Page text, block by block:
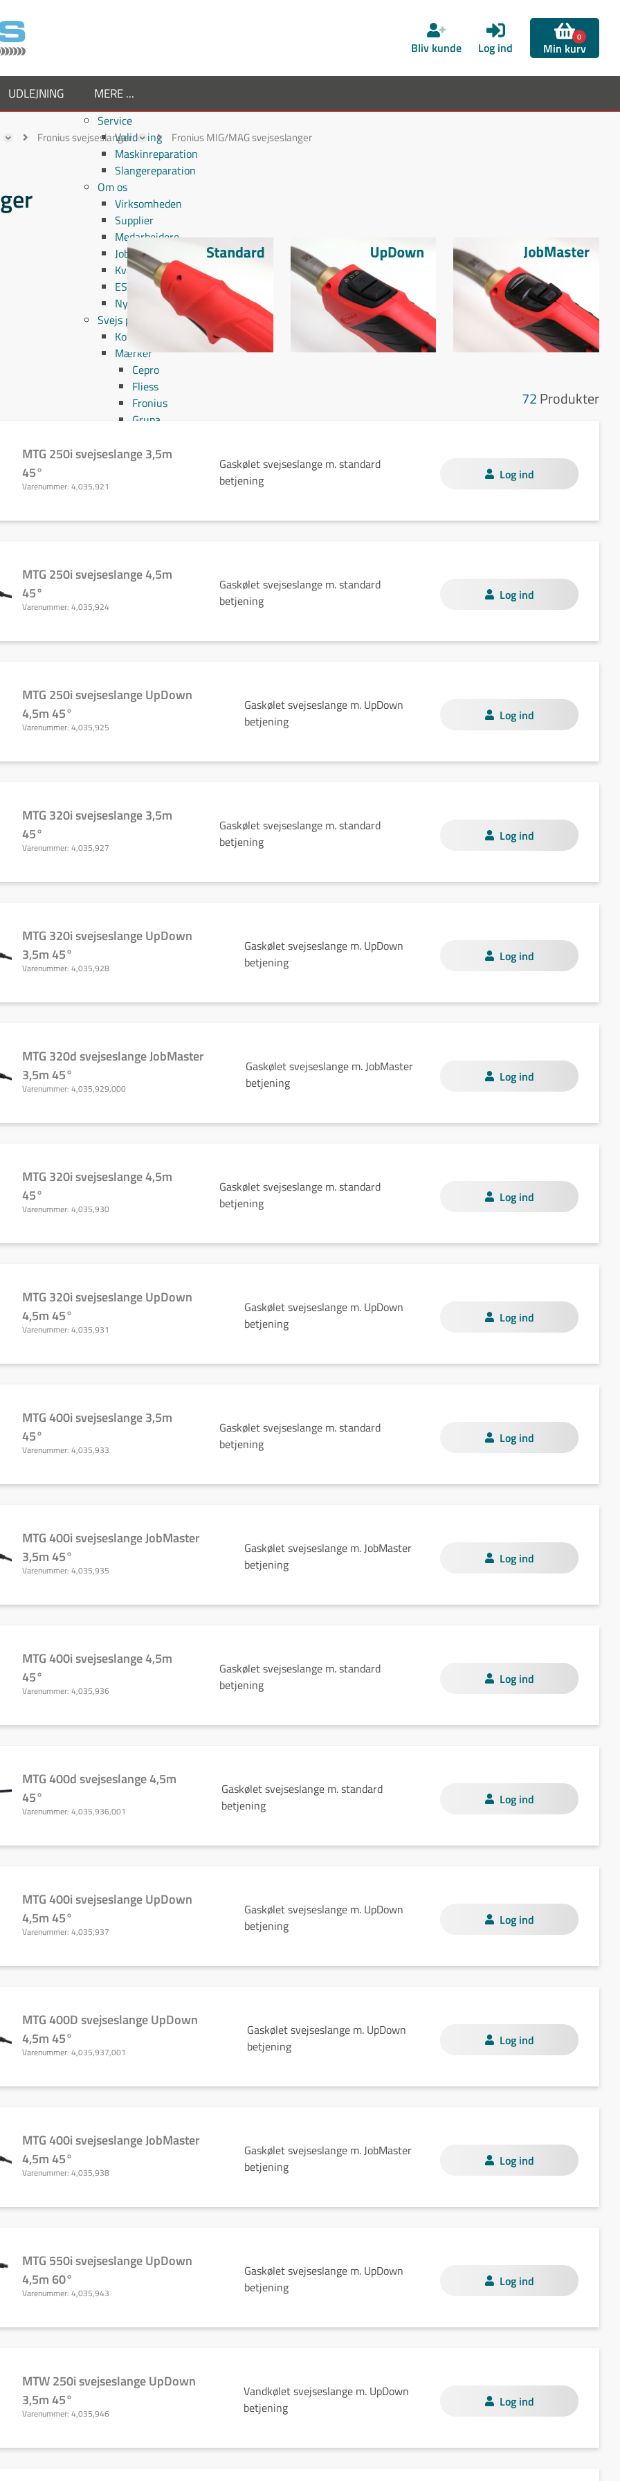
Bliv kunde Log ind
0
Min kurv
UDLEJNING MERE ...
Service
Validering
Maskinreparation
Slangereparation
Om os
Virksomheden
Supplier
Medarbejdere
Job hos TornboSvejs
Kvalitetspolitik
ESG politik
Nyheder hos TornboSvejs
Svejs projektet sammen
Kom i mål med dit projekt
Mærker
Cepro
Fliess
Fronius
Grupa
Reuter
Find certifikat
Fronius svejseslanger Fronius MIG/MAG svejseslanger
72Produkter
MTG 250i svejseslange 3,5m
45°
Varenummer: 4,035,921
Gaskølet svejseslange m. standard
betjening
Log ind
MTG 250i svejseslange 4,5m
45°
Varenummer: 4,035,924
Gaskølet svejseslange m. standard
betjening
Log ind
MTG 250i svejseslange UpDown
4,5m 45°
Varenummer: 4,035,925
Gaskølet svejseslange m. UpDown
betjening
Log ind
MTG 320i svejseslange 3,5m
45°
Varenummer: 4,035,927
Gaskølet svejseslange m. standard
betjening
Log ind
MTG 320i svejseslange UpDown
3,5m 45°
Varenummer: 4,035,928
Gaskølet svejseslange m. UpDown
betjening
Log ind
MTG 320d svejseslange JobMaster
3,5m 45°
Varenummer: 4,035,929,000
Gaskølet svejseslange m. JobMaster
betjening
Log ind
MTG 320i svejseslange 4,5m
45°
Varenummer: 4,035,930
Gaskølet svejseslange m. standard
betjening
Log ind
MTG 320i svejseslange UpDown
4,5m 45°
Varenummer: 4,035,931
Gaskølet svejseslange m. UpDown
betjening
Log ind
MTG 400i svejseslange 3,5m
45°
Varenummer: 4,035,933
Gaskølet svejseslange m. standard
betjening
Log ind
MTG 400i svejseslange JobMaster
3,5m 45°
Varenummer: 4,035,935
Gaskølet svejseslange m. JobMaster
betjening
Log ind
MTG 400i svejseslange 4,5m
45°
Varenummer: 4,035,936
Gaskølet svejseslange m. standard
betjening
Log ind
MTG 400d svejseslange 4,5m
45°
Varenummer: 4,035,936,001
Gaskølet svejseslange m. standard
betjening
Log ind
MTG 400i svejseslange UpDown
4,5m 45°
Varenummer: 4,035,937
Gaskølet svejseslange m. UpDown
betjening
Log ind
MTG 400D svejseslange UpDown
4,5m 45°
Varenummer: 4,035,937,001
Gaskølet svejseslange m. UpDown
betjening
Log ind
MTG 400i svejseslange JobMaster
4,5m 45°
Varenummer: 4,035,938
Gaskølet svejseslange m. JobMaster
betjening
Log ind
MTG 550i svejseslange UpDown
4,5m 60°
Varenummer: 4,035,943
Gaskølet svejseslange m. UpDown
betjening
Log ind
MTW 250i svejseslange UpDown
3,5m 45°
Varenummer: 4,035,946
Vandkølet svejseslange m. UpDown
betjening
Log ind